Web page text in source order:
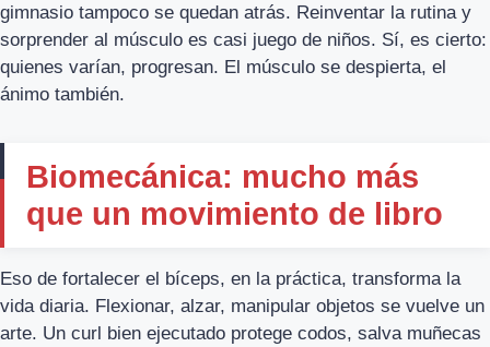
gimnasio tampoco se quedan atrás. Reinventar la rutina y
sorprender al músculo es casi juego de niños. Sí, es cierto:
quienes varían, progresan. El músculo se despierta, el
ánimo también.
Biomecánica: mucho más
que un movimiento de libro
Eso de fortalecer el bíceps, en la práctica, transforma la
vida diaria. Flexionar, alzar, manipular objetos se vuelve un
arte. Un curl bien ejecutado protege codos, salva muñecas